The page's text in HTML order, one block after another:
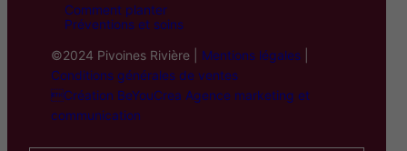
Comment planter
Préventions et soins
©2024 Pivoines Rivière | Mentions légales
Conditions générales de ventes
Création BeYouCrea Agence marketing et
communication